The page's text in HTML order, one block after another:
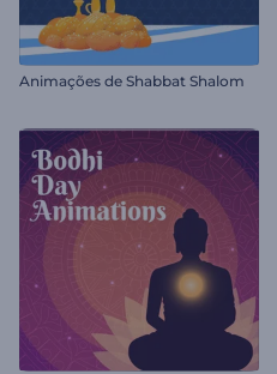
Animações de Shabbat Shalom